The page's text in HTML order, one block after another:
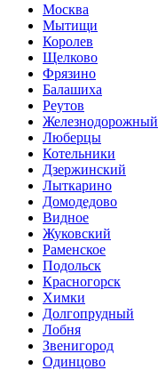
Москва
Мытищи
Королев
Щелково
Фрязино
Балашиха
Реутов
Железнодорожный
Люберцы
Котельники
Дзержинский
Лыткарино
Домодедово
Видное
Жуковский
Раменское
Подольск
Красногорск
Химки
Долгопрудный
Лобня
Звенигород
Одинцово